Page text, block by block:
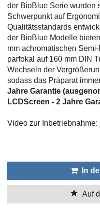
der BioBlue Serie wurden
Schwerpunkt auf
Qualitätsstandards
der BioBlue Modelle
mm achromatischen
parfokal auf 160 mm DIN
Wechseln der
sodass das Präparat
Jahre Garantie
LCDScreen - 2 Jahre
Video zur Inbetriebnahme:
In
Auf